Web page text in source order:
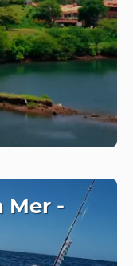
Mer -